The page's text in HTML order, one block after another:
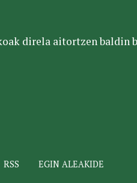
direla aitortzen baldin
RSS EGIN ALEAKIDE